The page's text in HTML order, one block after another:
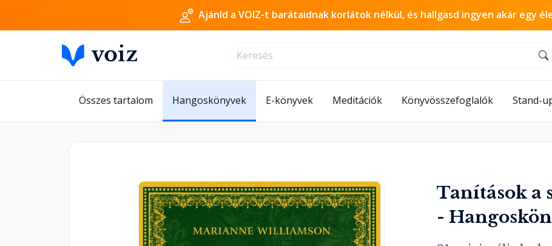
Ajánld a VOIZ-t barátaidnak korlátok nélkül, és hallgasd ingyen akár egy
Összes tartalom Hangoskönyvek E-könyvek Meditációk Könyvösszefoglalók Stand-
Tanítások a
-